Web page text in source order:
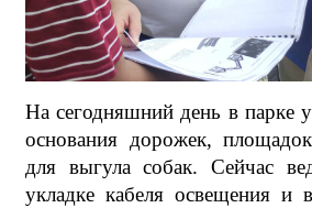
На сегодняшний день в парке
основания дорожек,
для выгула собак. Сейчас
укладке кабеля освещения и